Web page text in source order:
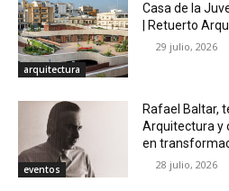
arquitectura
Casa de la
| Retuerto
29 julio, 2026
eventos
Rafael Baltar,
Arquitectura y
en
28 julio, 2026